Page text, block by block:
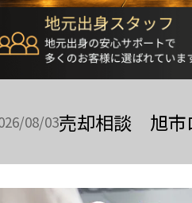
08/03売却相談 旭市